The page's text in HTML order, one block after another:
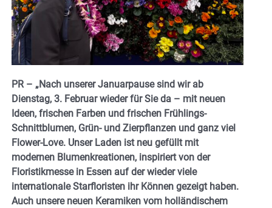
PR – „Nach unserer Januarpause sind wir ab
Dienstag, 3. Februar wieder für Sie da – mit neuen
Ideen, frischen Farben und frischen Frühlings-
Schnittblumen, Grün- und Zierpflanzen und ganz viel
Flower-Love. Unser Laden ist neu gefüllt mit
modernen Blumenkreationen, inspiriert von der
Floristikmesse in Essen auf der wieder viele
internationale Starfloristen ihr Können gezeigt haben.
Auch unsere neuen Keramiken vom holländischem